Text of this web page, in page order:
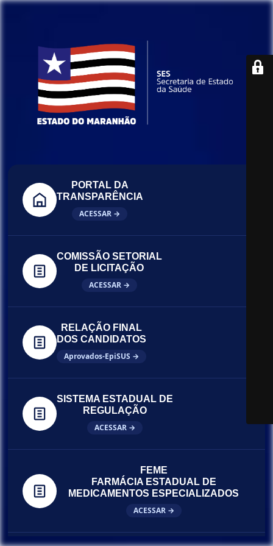
PORTAL DA
TRANSPARÊNCIA
ACESSAR →
COMISSÃO SETORIAL
DE LICITAÇÃO
ACESSAR →
RELAÇÃO FINAL
DOS CANDIDATOS
Aprovados-EpiSUS →
SISTEMA ESTADUAL DE
REGULAÇÃO
ACESSAR →
FEME
FARMÁCIA ESTADUAL DE
MEDICAMENTOS ESPECIALIZADOS
ACESSAR →